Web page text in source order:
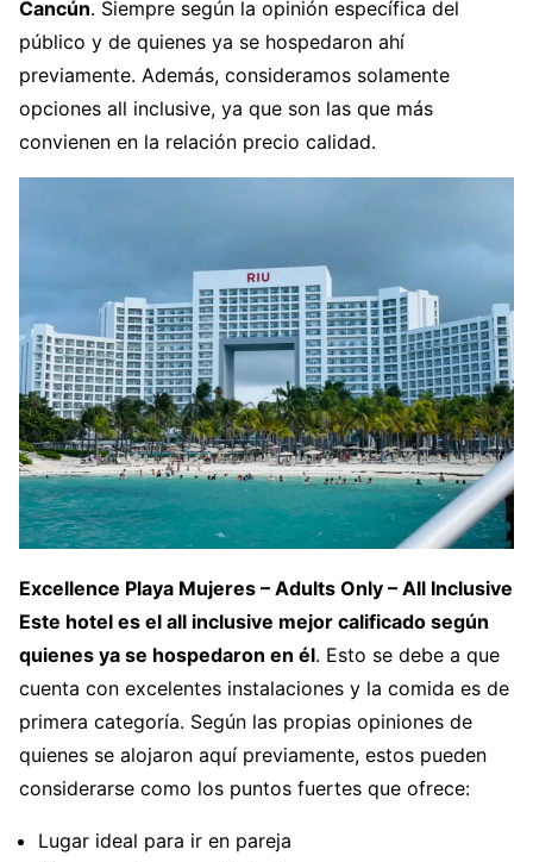
Cancún. Siempre según la opinión específica del
público y de quienes ya se hospedaron ahí
previamente. Además, consideramos solamente
opciones all inclusive, ya que son las que más
convienen en la relación precio calidad.
Excellence Playa Mujeres – Adults Only – All Inclusive
Este hotel es el all inclusive mejor calificado según
quienes ya se hospedaron en él. Esto se debe a que
cuenta con excelentes instalaciones y la comida es de
primera categoría. Según las propias opiniones de
quienes se alojaron aquí previamente, estos pueden
considerarse como los puntos fuertes que ofrece:
Lugar ideal para ir en pareja